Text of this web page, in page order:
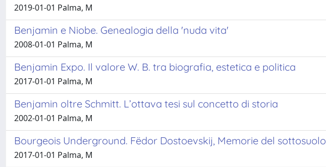
2019-01-01 Palma, M
Benjamin e Niobe. Genealogia della 'nuda vita'
2008-01-01 Palma, M
Benjamin Expo. Il valore W. B. tra biografia, estetica e politica
2017-01-01 Palma, M
Benjamin oltre Schmitt. L’ottava tesi sul concetto di storia
2002-01-01 Palma, M
Bourgeois Underground. Fëdor Dostoevskij, Memorie del sottosuolo
2017-01-01 Palma, M